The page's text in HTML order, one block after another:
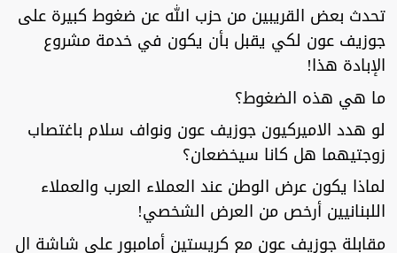
تحدث بعض القريبين من حزب الله عن ضغوط كبيرة على
جوزيف عون لكي يقبل بأن يكون في خدمة مشروع
الإبادة هذا!
ما هي هذه الضغوط؟
لو هدد الاميركيون جوزيف عون ونواف سلام باغتصاب
زوجتيهما هل كانا سيخضعان؟
لماذا يكون عرض الوطن عند العملاء العرب والعملاء
اللبنانيين أرخص من العرض الشخصي!
مقابلة جوزيف عون مع كريستين أمامبور على شاشة ال